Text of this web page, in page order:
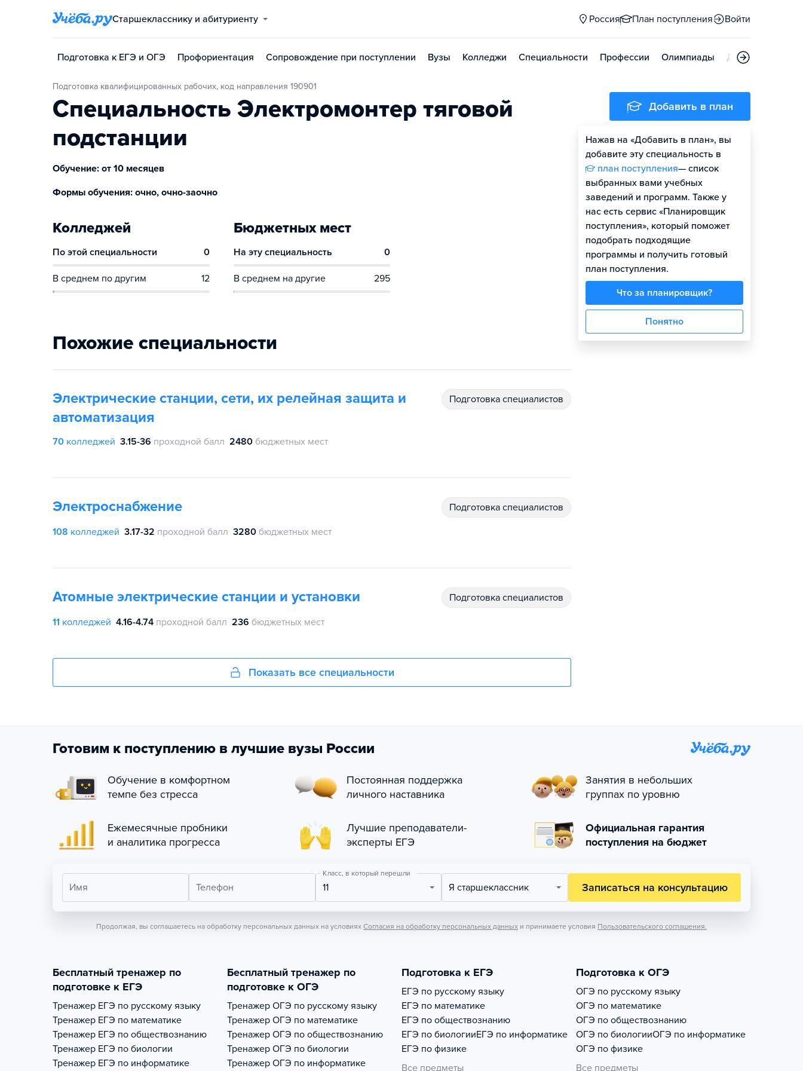
Старшекласснику и абитуриенту Россия План поступления Войти
Подготовка к ЕГЭ и ОГЭ Профориентация Сопровождение при поступлении Вузы Колледжи Специальности Профессии Олимпиады Дни открытых
Подготовка квалифицированных рабочих, код направления 190901
Специальность Электромонтер тяговой
подстанции
Обучение: от 10 месяцев
Формы обучения: очно, очно-заочно
Колледжей
По этой специальности 0
В среднем по другим 12
Бюджетных мест
На эту специальность 0
В среднем на другие 295
Похожие специальности
Электрические станции, сети, их релейная защита и
автоматизация
подготовка специалистов
70 колледжей 3.15-36 проходной балл 2480 бюджетных мест
Электроснабжение подготовка специалистов
108 колледжей 3.17-32 проходной балл 3280 бюджетных мест
Атомные электрические станции и установки подготовка специалистов
11 колледжей 4.16-4.74 проходной балл 236 бюджетных мест
Показать все специальности
Добавить в план
Нажав на «Добавить в план», вы
добавите эту специальность в
план поступления— список
выбранных вами учебных
заведений и программ. Также у
нас есть сервис «Планировщик
поступления», который поможет
подобрать подходящие
программы и получить готовый
план поступления.
Что за планировщик?
Понятно
Готовим к поступлению в лучшие вузы России
Обучение в комфортном
темпе без стресса
Постоянная поддержка
личного наставника
Занятия в небольших
группах по уровню
Ежемесячные пробники
и аналитика прогресса
Лучшие преподаватели-
эксперты ЕГЭ
Официальная гарантия
поступления на бюджет
Имя Телефон
Класс, в который перешли
11 Я старшеклассник Записаться на консультацию
Продолжая, вы соглашаетесь на обработку персональных данных на условиях Согласия на обработку персональных данных и принимаете условия Пользовательского соглашения.
Бесплатный тренажер по
подготовке к ЕГЭ
Тренажер ЕГЭ по русскому языку
Тренажер ЕГЭ по математике
Тренажер ЕГЭ по обществознанию
Тренажер ЕГЭ по биологии
Тренажер ЕГЭ по информатике
Бесплатный тренажер по
подготовке к ОГЭ
Тренажер ОГЭ по русскому языку
Тренажер ОГЭ по математике
Тренажер ОГЭ по обществознанию
Тренажер ОГЭ по биологии
Тренажер ОГЭ по информатике
Подготовка к ЕГЭ
ЕГЭ по русскому языку
ЕГЭ по математике
ЕГЭ по обществознанию
ЕГЭ по биологииЕГЭ по информатике
ЕГЭ по физике
Все предметы
Подготовка к ОГЭ
ОГЭ по русскому языку
ОГЭ по математике
ОГЭ по обществознанию
ОГЭ по биологииОГЭ по информатике
ОГЭ по физике
Все предметы